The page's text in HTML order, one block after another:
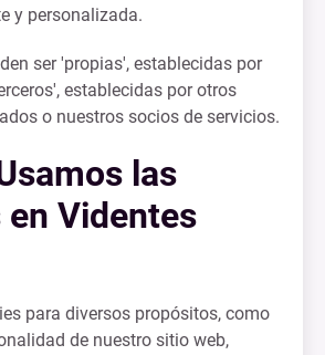
y personalizada.
ser 'propias', establecidas por
establecidas por otros
o nuestros socios de servicios.
las
en Videntes
para diversos propósitos, como
de nuestro sitio web,